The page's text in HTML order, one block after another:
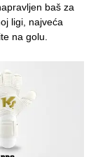
baš za
ligi, najveća
na golu.